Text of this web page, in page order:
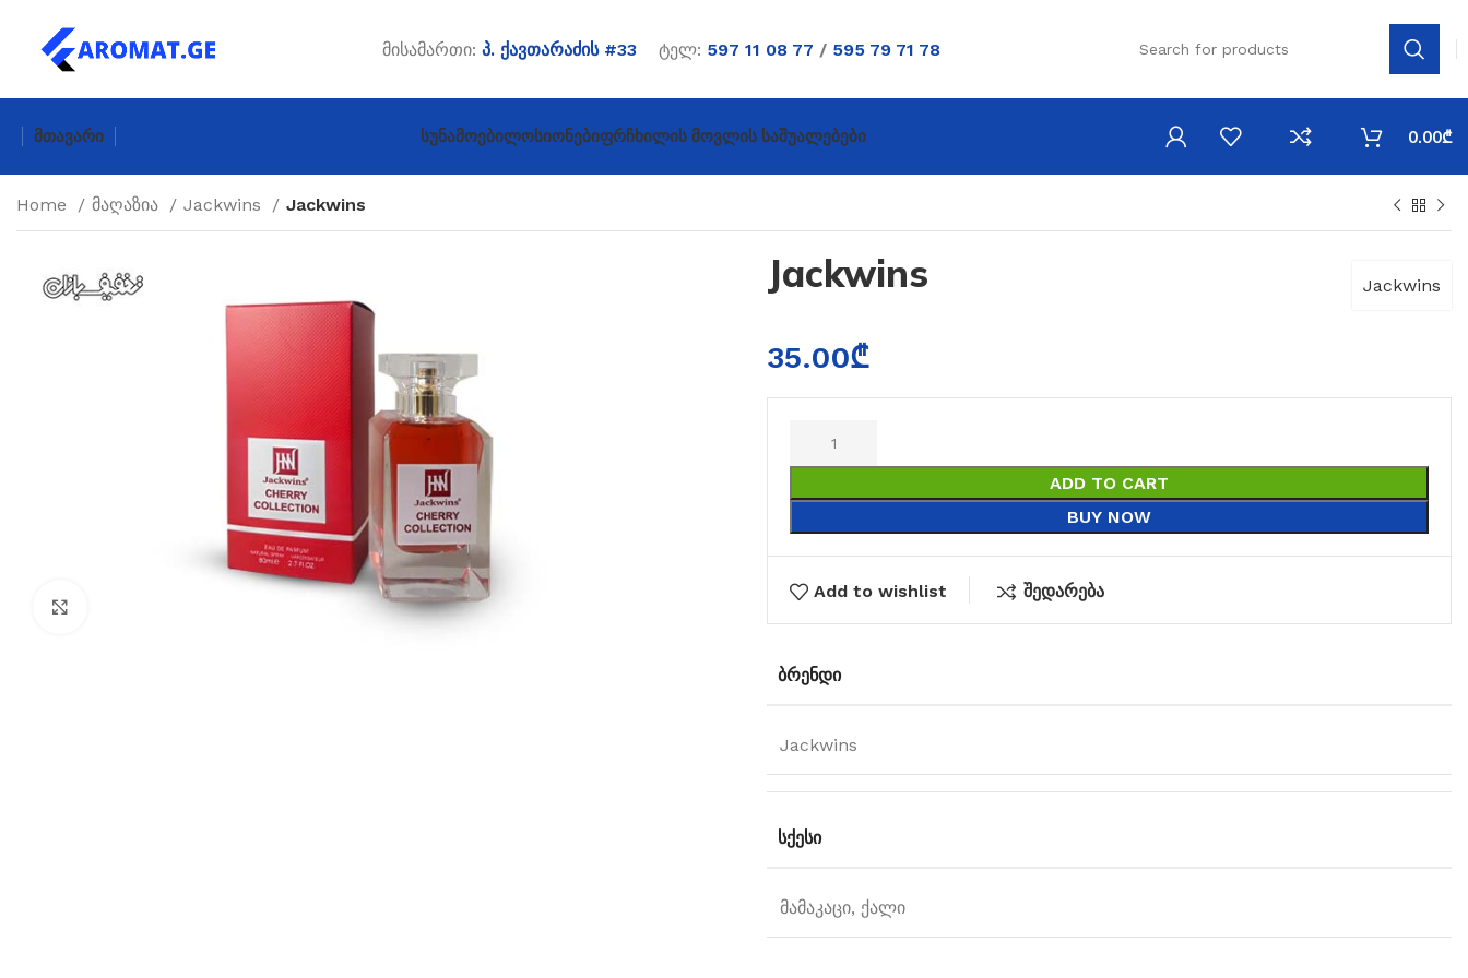
მისამართი: პ. ქავთარაძის #33 ტელ: 597 11 08 77 / 595 79 71 78
Მთავარი ᲡუნამოებიᲚოსიონებიᲤრჩხილის Მოვლის Საშუალებები 0.00₾
Home მაღაზია Jackwins Jackwins
Jackwins Jackwins
35.00₾
ADD TO CART
BUY NOW
Add to wishlist შედარება
ᲑᲠᲔᲜᲓᲘ
Jackwins
ᲡᲥᲔᲡᲘ
მამაკაცი, ქალი